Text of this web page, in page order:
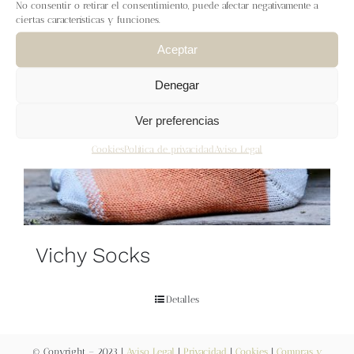
No consentir o retirar el consentimiento, puede afectar negativamente a
ciertas características y funciones.
Aceptar
Denegar
Ver preferencias
CookiesPolítica de privacidad Aviso Legal
Blog
Contacto
Carrito
Mi cuenta
Vichy Socks
Detalles
© Copyright – 2023 | Aviso Legal Privacidad Cookies| Compras y